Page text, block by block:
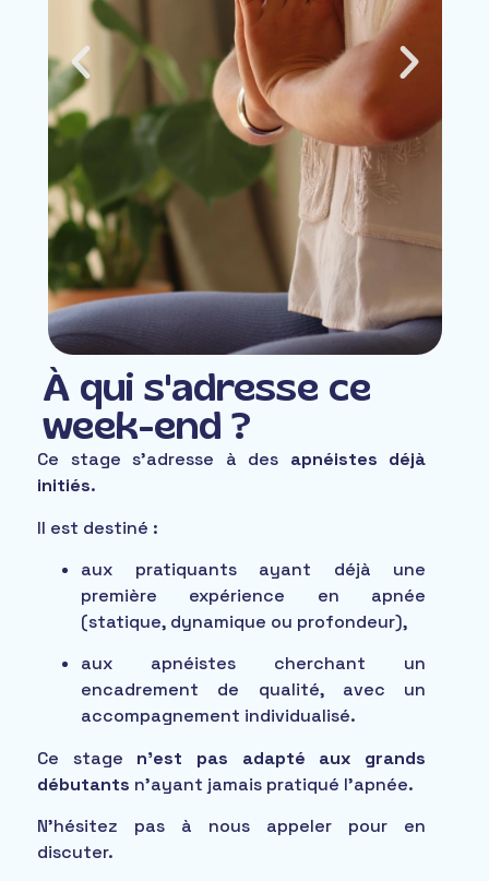
À qui s'adresse ce
week-end ?
Ce stage s’adresse à des apnéistes déjà
initiés.
Il est destiné :
aux pratiquants ayant déjà une
première expérience en apnée
(statique, dynamique ou profondeur),
aux apnéistes cherchant un
encadrement de qualité, avec un
accompagnement individualisé.
Ce stage n’est pas adapté aux grands
débutants n’ayant jamais pratiqué l’apnée.
N’hésitez pas à nous appeler pour en
discuter.